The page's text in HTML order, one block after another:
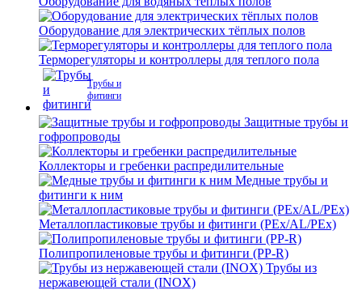
Оборудование для электрических тёплых полов
Терморегуляторы и контроллеры для теплого пола
Трубы и
фитинги
Защитные трубы и
гофропроводы
Коллекторы и гребенки распредилительные
Медные трубы и
фитинги к ним
Металлопластиковые трубы и фитинги (PEx/AL/PEx)
Полипропиленовые трубы и фитинги (PP-R)
Трубы из
нержавеющей стали (INOX)